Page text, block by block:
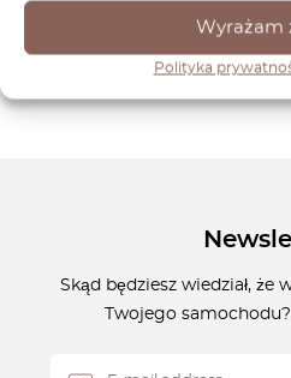
Wyrażam
Polityka
technologię swojego
kondycji przez
Skąd będziesz wiedział, że
Twojego samochodu?